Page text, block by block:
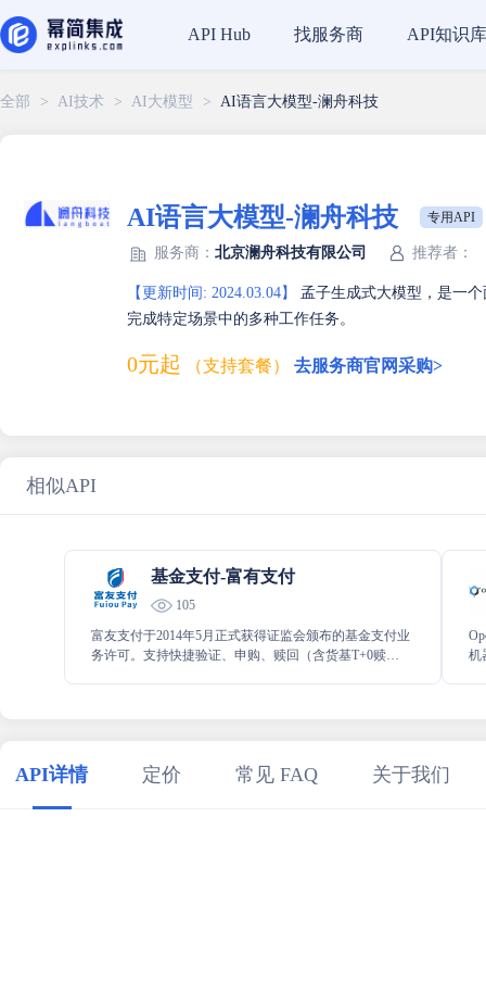
API Hub 找服务商 API知识库
全部 > AI技术 > AI大模型 > AI语言大模型-澜舟科技
AI语言大模型-澜舟科技 专用API
服务商： 北京澜舟科技有限公司 推荐者：
【更新时间: 2024.03.04】
孟子生成式大模型，是一
完成特定场景中的多种工作任务。
0元起 （支持套餐） 去服务商官网采购>
相似API
基金支付-富有支付
105
富友支付于2014年5月正式获得证监会颁布的基金支付业
务许可。支持快捷验证、申购、赎回（含货基T+0赎
机
API详情 定价 常见 FAQ 关于我们